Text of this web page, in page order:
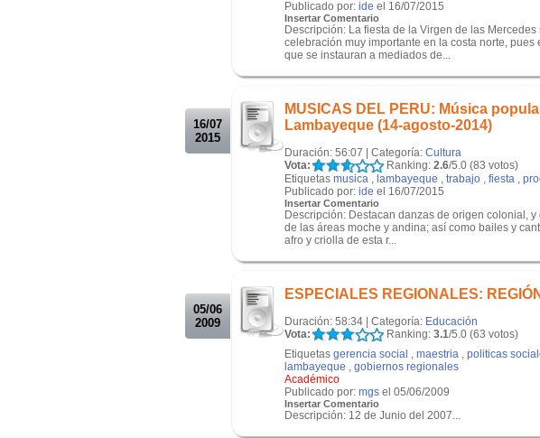
Publicado por: ide el 16/07/2015
Insertar Comentario
Descripción: La fiesta de la Virgen de las
celebración muy importante en la costa norte,
que se instauran a mediados de...
16/07
2015
MUSICAS DEL PERU: Música
Lambayeque (14-agosto-2014)
Duración: 56:07 | Categoría: Cultura
Vota:
Ranking: 2.6/5.0 (83 votos)
Etiquetas musica , lambayeque , trabajo , fiesta ,
Publicado por: ide el 16/07/2015
Insertar Comentario
Descripción: Destacan danzas de origen colonial,
de las áreas moche y andina; así como bailes y
afro y criolla de esta r...
05/06
2009
ESPECIALES REGIONALES:
Duración: 58:34 | Categoría: Educación
Vota:
Ranking: 3.1/5.0 (63 votos)
Etiquetas gerencia social , maestria , politicas
lambayeque , gobiernos regionales
Académico
Publicado por: mgs el 05/06/2009
Insertar Comentario
Descripción: 12 de Junio del 2007...